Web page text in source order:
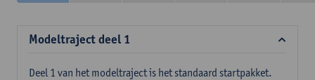
Modeltraject deel 1
Deel 1 van het modeltraject is het standaard startpakket.